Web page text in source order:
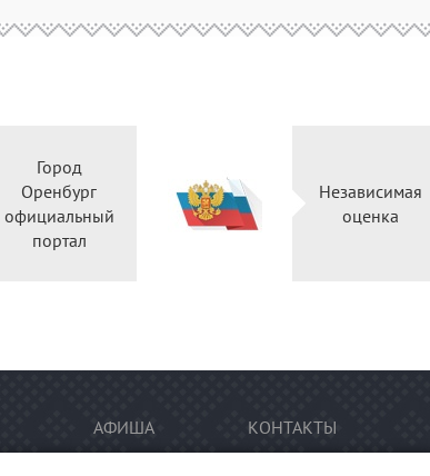
Город
Оренбург
официальный
портал
Независимая
оценка
АФИША КОНТАКТЫ